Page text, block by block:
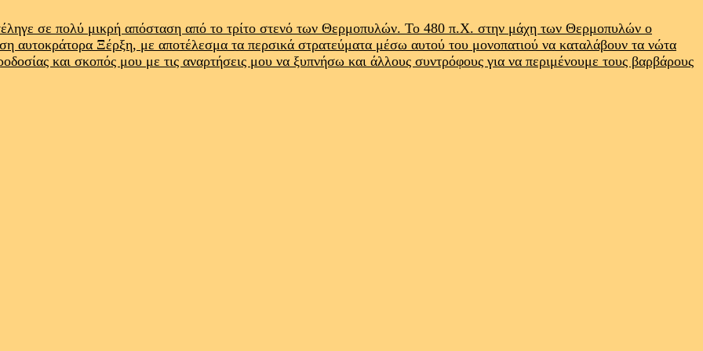
σε πολύ μικρή απόσταση από το τρίτο στενό των Θερμοπυλών. Το 480 π.Χ. στην μάχη των Θερμοπυλών ο
αυτοκράτορα Ξέρξη, με αποτέλεσμα τα περσικά στρατεύματα μέσω αυτού του μονοπατιού να καταλάβουν τα νώτα
και σκοπός μου με τις αναρτήσεις μου να ξυπνήσω και άλλους συντρόφους για να περιμένουμε τους βαρβάρους